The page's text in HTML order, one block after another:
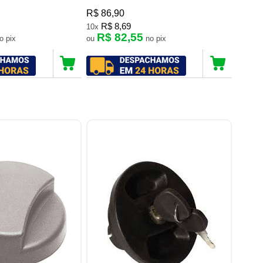
no pix
R$ 86,90
10x R$ 8,69
ou R$ 82,55 no pix